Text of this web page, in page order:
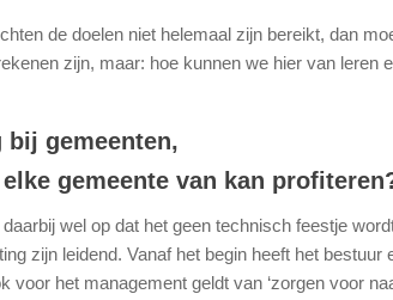
de doelen niet helemaal zijn bereikt, dan
zijn, maar: hoe kunnen we hier van leren
bij gemeenten,
gemeente van kan
wel op dat het geen technisch feestje
zijn leidend. Vanaf het begin heeft het bestuur
het management geldt van ‘zorgen voor